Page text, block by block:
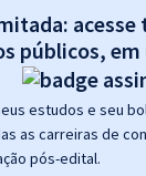
acesse
públicos,
estudos e seu
as carreiras de
pós-edital.